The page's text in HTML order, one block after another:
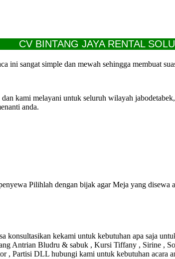
BINTANG JAYA RENTAL
ini sangat simple dan mewah sehingga membuat
kami melayani untuk seluruh wilayah
anda.
Pilihlah dengan bijak agar Meja yang disewa
kekami untuk kebutuhan apa saja
Antrian Bludru & sabuk , Kursi Tiffany , Sirine ,
, Partisi DLL hubungi kami untuk kebutuhan acara